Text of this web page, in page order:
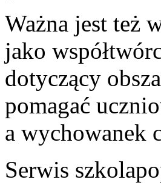
Ważna jest też
jako
dotyczący
pomagać
a wychowanek
Serwis